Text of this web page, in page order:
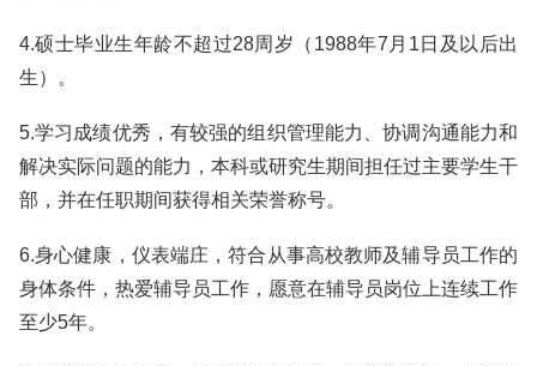
4.硕士毕业生年龄不超过28周岁（1988年7月1日及以后出
生）。
5.学习成绩优秀，有较强的组织管理能力、协调沟通能力和
解决实际问题的能力，本科或研究生期间担任过主要学生干
部，并在任职期间获得相关荣誉称号。
6.身心健康，仪表端庄，符合从事高校教师及辅导员工作的
身体条件，热爱辅导员工作，愿意在辅导员岗位上连续工作
至少5年。